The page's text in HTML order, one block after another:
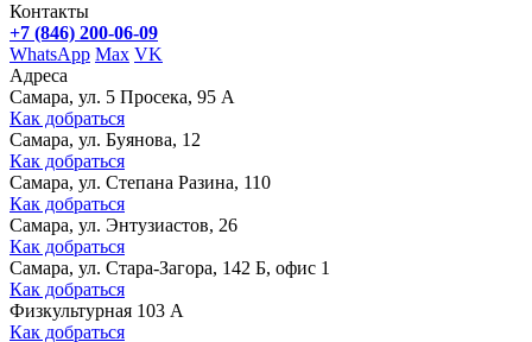
Контакты
+7 (846) 200-06-09
WhatsApp Max VK
Адреса
Самара, ул. 5 Просека, 95 А
Как добраться
Самара, ул. Буянова, 12
Как добраться
Самара, ул. Степана Разина, 110
Как добраться
Самара, ул. Энтузиастов, 26
Как добраться
Самара, ул. Стара-Загора, 142 Б, офис 1
Как добраться
Физкультурная 103 А
Как добраться